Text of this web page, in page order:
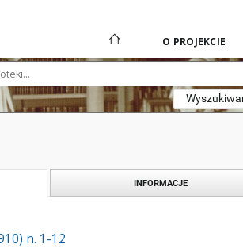
O PROJEKCIE
INFORMACJE
n. 1-12